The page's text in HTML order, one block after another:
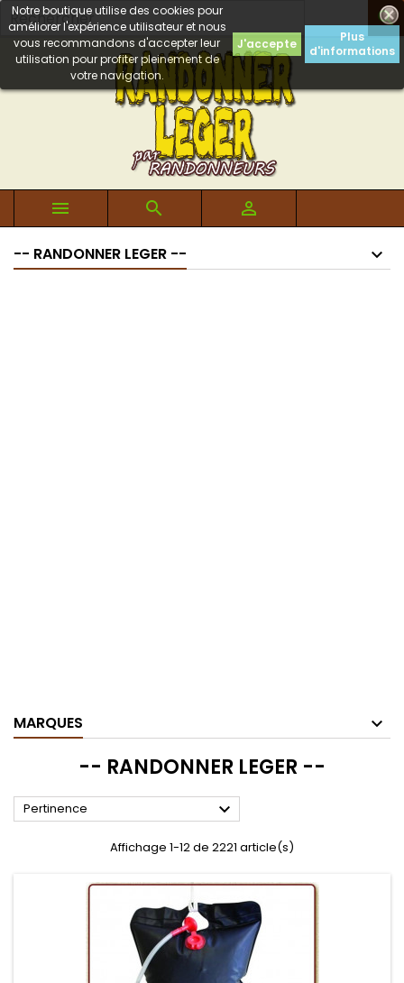

Notre boutique utilise des cookies pour
améliorer l'expérience utilisateur et nous
vous recommandons d'accepter leur
utilisation pour profiter pleinement de
votre navigation.
J'accepte
Plus
d'informations
  
-- RANDONNER LEGER --
MARQUES
-- RANDONNER LEGER --
Pertinence 
Affichage 1-12 de 2221 article(s)